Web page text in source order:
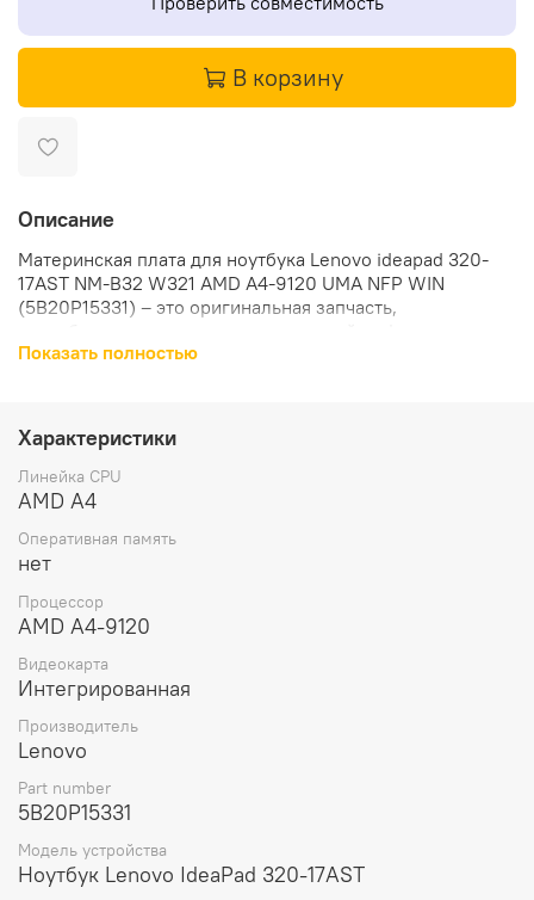
В корзину
Описание
Материнская плата для ноутбука Lenovo ideapad 320-
17AST NM-B32 W321 AMD A4-9120 UMA NFP WIN
(5B20P15331) – это оригинальная запчасть,
стабильную работу устройства, поддерживает все
необходимые функции и обеспечивает высокую
производительность.
видеочип, и вес 300 грамм делают материнскую плату
легкой и компактной. Это позволяет устанавливать ее
без лишних усилий и не влияет на общую массу
устройства.
В комплект поставки материнской платы входит сама
плата, что позволяет сразу приступить к установке и не
Выбирая материнскую плату для ноутбука Lenovo
ideapad 320-17AST NM-B32 W321 AMD A4-9120 UMA NFP
WIN (5B20P15331), вы получаете оригинальную деталь
стабильную работу вашего устройства и продлит его
срок службы.
Показать полностью
Характеристики
Линейка CPU
AMD A4
Оперативная память
нет
Процессор
AMD A4-9120
Видеокарта
Интегрированная
Производитель
Lenovo
Part number
5B20P15331
Модель устройства
Ноутбук Lenovo IdeaPad 320-17AST